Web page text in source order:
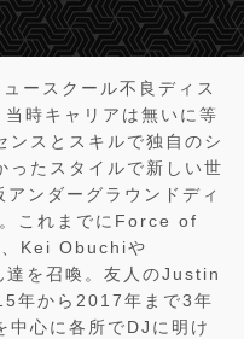
ースクール不良ディス
時キャリアは無いに等
ンスとスキルで独自のシ
ったスタイルで新しい世
ンダーグラウンドディ
これまでにForce of
Kei Obuchiや
を召喚。友人のJustin
年から2017年まで3年
中心に各所でDJに明け